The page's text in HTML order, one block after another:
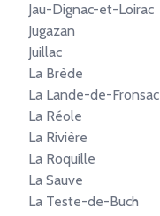
Jau-Dignac-et-Loirac
Jugazan
Juillac
La Brède
La Lande-de-Fronsac
La Réole
La Rivière
La Roquille
La Sauve
La Teste-de-Buch